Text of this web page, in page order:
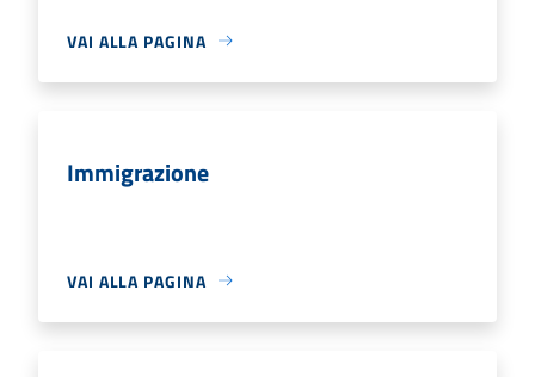
VAI ALLA PAGINA
Immigrazione
VAI ALLA PAGINA